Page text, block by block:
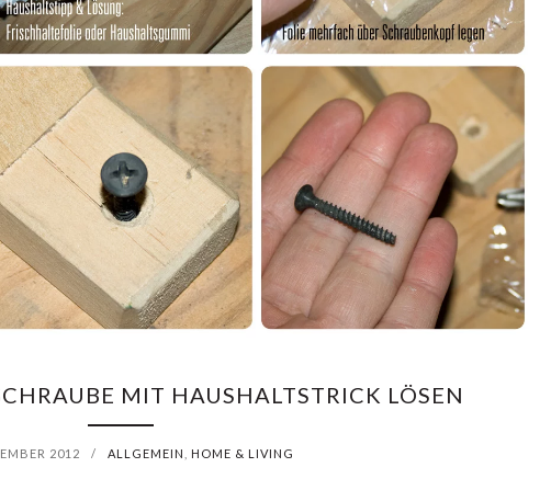
MIT HAUSHALTSTRICK LÖSEN
2012 / ALLGEMEIN HOME & LIVING